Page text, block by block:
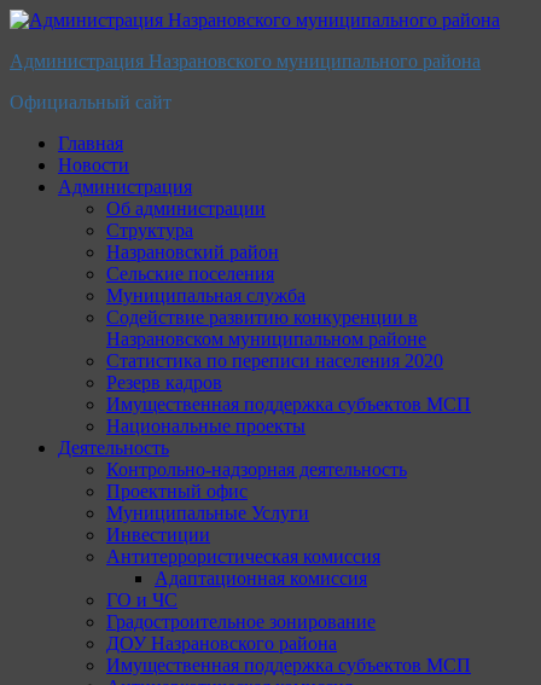
Перейти
содержимому
Администрация Назрановского муниципального района
Официальный сайт
Главная
Новости
Администрация
Об администрации
Структура
Назрановский район
Сельские поселения
Муниципальная служба
Содействие развитию конкуренции в
Назрановском муниципальном районе
Статистика по переписи населения 2020
Резерв кадров
Имущественная поддержка субъектов МСП
Национальные проекты
Деятельность
Контрольно-надзорная деятельность
Проектный офис
Муниципальные Услуги
Инвестиции
Антитеррористическая комиссия
Адаптационная комиссия
ГО и ЧС
Градостроительное зонирование
ДОУ Назрановского района
Имущественная поддержка субъектов МСП